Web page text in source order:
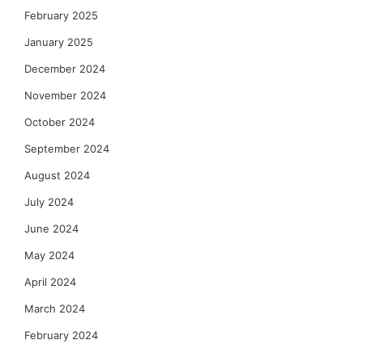
February 2025
January 2025
December 2024
November 2024
October 2024
September 2024
August 2024
July 2024
June 2024
May 2024
April 2024
March 2024
February 2024